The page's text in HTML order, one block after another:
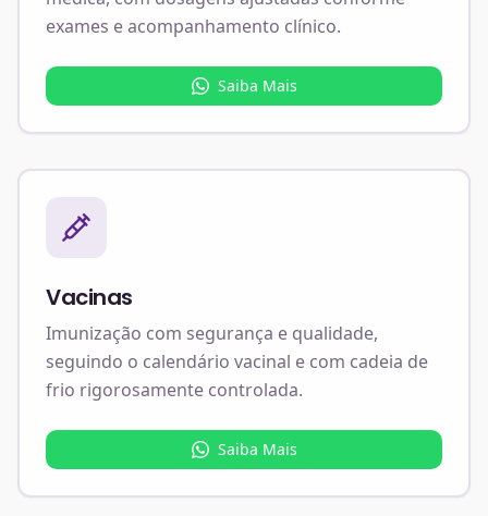
exames e acompanhamento clínico.
Saiba Mais
Vacinas
Imunização com segurança e qualidade,
seguindo o calendário vacinal e com cadeia de
frio rigorosamente controlada.
Saiba Mais